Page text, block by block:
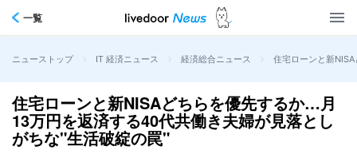
一覧
ニューストップ > IT 経済ニュース > 経済総合ニュース > 住宅ローンと新
住宅ローンと新NISAどちらを優先するか…月
13万円を返済する40代共働き夫婦が見落とし
がちな"生活破綻の罠"